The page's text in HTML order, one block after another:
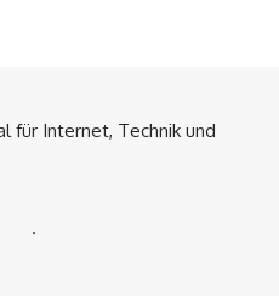
für Internet, Technik und
.